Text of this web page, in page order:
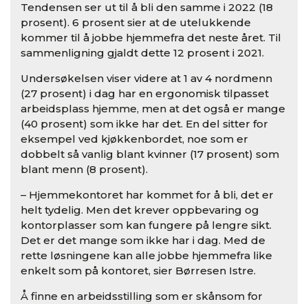
Tendensen ser ut til å bli den samme i 2022 (18
prosent). 6 prosent sier at de utelukkende
kommer til å jobbe hjemmefra det neste året. Til
sammenligning gjaldt dette 12 prosent i 2021.
Undersøkelsen viser videre at 1 av 4 nordmenn
(27 prosent) i dag har en ergonomisk tilpasset
arbeidsplass hjemme, men at det også er mange
(40 prosent) som ikke har det. En del sitter for
eksempel ved kjøkkenbordet, noe som er
dobbelt så vanlig blant kvinner (17 prosent) som
blant menn (8 prosent).
– Hjemmekontoret har kommet for å bli, det er
helt tydelig. Men det krever oppbevaring og
kontorplasser som kan fungere på lengre sikt.
Det er det mange som ikke har i dag. Med de
rette løsningene kan alle jobbe hjemmefra like
enkelt som på kontoret, sier Børresen Istre.
Å finne en arbeidsstilling som er skånsom for